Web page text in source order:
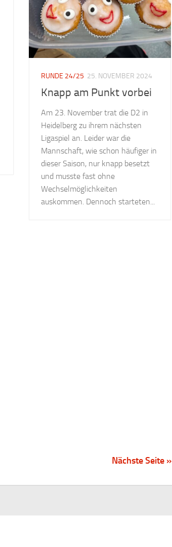
RUNDE 24/25 25. NOVEMBER 2024
Knapp am Punkt vorbei
Am 23. November trat die D2 in
Heidelberg zu ihrem nächsten
Ligaspiel an. Leider war die
Mannschaft, wie schon häufiger in
dieser Saison, nur knapp besetzt
und musste fast ohne
Wechselmöglichkeiten
auskommen. Dennoch starteten...
Nächste Seite »